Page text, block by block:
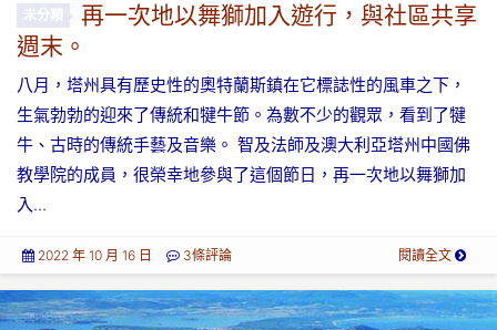
未分類
再一次地以舞獅加入遊行，與社區共享
週末。
八月，塔州具有歷史性的奧特蘭斯鎮在它標誌性的風車之下，
生氣勃勃的迎來了傳統和犍牛節。為數不少的觀眾，看到了犍
牛、古時的傳統手藝及音樂。 智及法師及澳大利亞塔州中國佛
教學院的成員，很榮幸地參與了這個節日，再一次地以舞獅加
入...
2022 年 10 月 16 日 3條評論 閱讀全文